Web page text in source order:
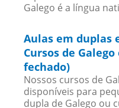
Galego é a língua
Aulas em duplas
Cursos de
fechado)
Nossos cursos de
disponíveis para
dupla de Galego ou